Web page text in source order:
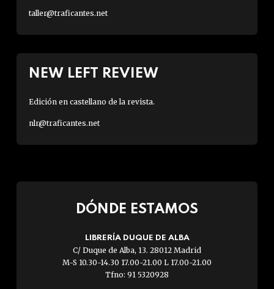
taller@traficantes.net
NEW LEFT REVIEW
Edición en castellano de la revista.
nlr@traficantes.net
DÓNDE ESTAMOS
LIBRERÍA DUQUE DE ALBA
C/ Duque de Alba, 13. 28012 Madrid
M-S 10.30-14.30 17.00-21.00 L 17.00-21.00
Tfno: 91 5320928